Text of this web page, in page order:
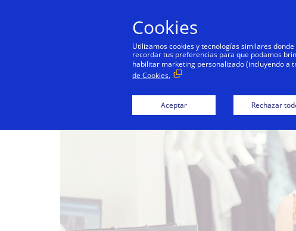
Cookies
Utilizamos cookies y tecnologías similares
recordar tus preferencias para que podamos
habilitar marketing personalizado (incluyendo a
de Cookies.
Aceptar Rechazar